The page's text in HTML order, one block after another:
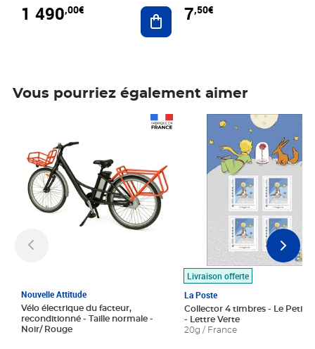
1 490,00€ Ajouter au panier
7,50€
Vous pourriez également aimer
Nouvelle Attitude
Vélo électrique du facteur,
reconditionné - Taille normale -
Noir/ Rouge
Livraison offerte
La Poste
Collector 4 timbres - Le Petit
- Lettre Verte
20g / France
Prix 7,50€